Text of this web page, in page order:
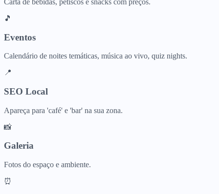
🎵
Eventos
Calendário de noites temáticas, música ao vivo, quiz nights.
📍
SEO Local
Apareça para 'café' e 'bar' na sua zona.
📸
Galeria
Fotos do espaço e ambiente.
⏰